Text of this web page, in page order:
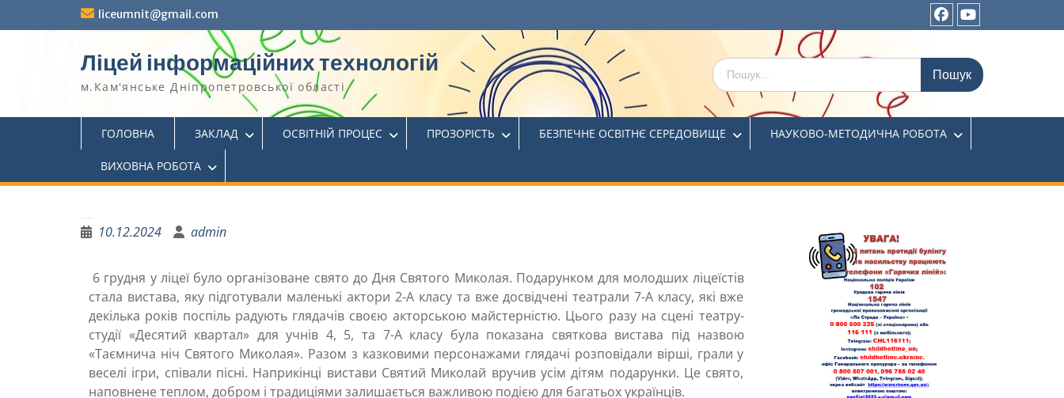
liceumnit@gmail.com
Ліцей інформаційних технологій
м.Кам'янське Дніпропетровської області
ГОЛОВНА ЗАКЛАД ОСВІТНІЙ ПРОЦЕС ПРОЗОРІСТЬ БЕЗПЕЧНЕ ОСВІТНЄ СЕРЕДОВИЩЕ НАУКОВО-МЕТОДИЧНА РОБОТА
ВИХОВНА РОБОТА
10.12.2024 admin
6 грудня у ліцеї було організоване свято до Дня Святого Миколая. Подарунком для молодших ліцеїстів
стала вистава, яку підготували маленькі актори 2-А класу та вже досвідчені театрали 7-А класу, які вже
декілька років поспіль радують глядачів своєю акторською майстерністю. Цього разу на сцені театру-
студії «Десятий квартал» для учнів 4, 5, та 7-А класу була показана святкова вистава під назвою
«Таємнича ніч Святого Миколая». Разом з казковими персонажами глядачі розповідали вірші, грали у
веселі ігри, співали пісні. Наприкінці вистави Святий Миколай вручив усім дітям подарунки. Це свято,
наповнене теплом, добром і традиціями залишається важливою подією для багатьох українців.